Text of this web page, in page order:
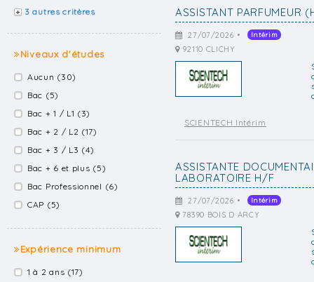
3 autres critères
Niveaux d'études
Aucun (30)
Bac (5)
Bac + 1 / L1 (3)
Bac + 2 / L2 (17)
Bac + 3 / L3 (4)
Bac + 6 et plus (5)
Bac Professionnel (6)
CAP (5)
Expérience minimum
1 à 2 ans (17)
ASSISTANT PARFUMEUR
27/07/2026 • Intérim
92110 CLICHY
SCIENTECH Intérim
ASSISTANTE
LABORATOIRE H/F
27/07/2026 • Intérim
78390 BOIS D ARCY